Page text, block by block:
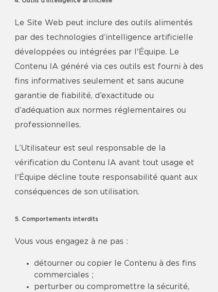
Le Site Web peut inclure des outils alimentés
par des technologies d’intelligence artificielle
développées ou intégrées par l'Équipe. Le
Contenu IA généré via ces outils est fourni à des
fins informatives seulement et sans aucune
garantie de fiabilité, d’exactitude ou
d’adéquation aux normes réglementaires ou
professionnelles.
L’Utilisateur est seul responsable de la
vérification du Contenu IA avant tout usage et
l'Équipe décline toute responsabilité quant aux
conséquences de son utilisation.
5. Comportements interdits
Vous vous engagez à ne pas :
détourner ou copier le Contenu à des fins
commerciales ;
perturber ou compromettre la sécurité,